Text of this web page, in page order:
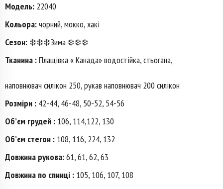
Модель: 22040
Кольора:чорний, мокко, хакі
Сезон: ❄️❄️❄️Зима ❄️❄️❄️
Тканина :Плащівка « Канада» водостійка, стьогана,
наповнювач силікон 250, рукав наповнювач 200 силікон
Розміри : 42-44, 46-48, 50-52, 54-56
Об’єм грудей : 106, 114,122, 130
Об’єм стегон : 108, 116, 224, 132
Довжина рукова:61, 61, 62, 63
Довжина по спинці : 105, 106, 107, 108